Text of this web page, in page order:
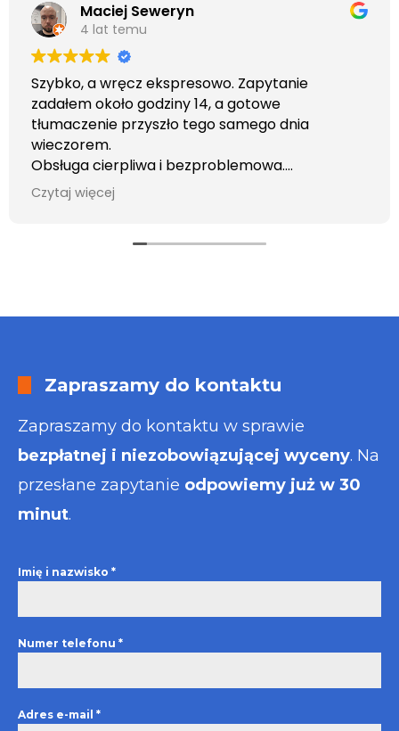
Maciej Seweryn
4 lat temu
Szybko, a wręcz ekspresowo. Zapytanie
zadałem około godziny 14, a gotowe
tłumaczenie przyszło tego samego dnia
wieczorem.
Obsługa cierpliwa i bezproblemowa.
Otrzymałem wszelkie informacje i porady jaka
usługa będzie dla mnie najlepsza. Faktura także
Czytaj więcej
Zapraszamy do kontaktu
Zapraszamy do kontaktu w sprawie
bezpłatnej i niezobowiązującej wyceny. Na
przesłane zapytanie odpowiemy już w 30
minut.
Imię i nazwisko *
Numer telefonu *
Adres e-mail *